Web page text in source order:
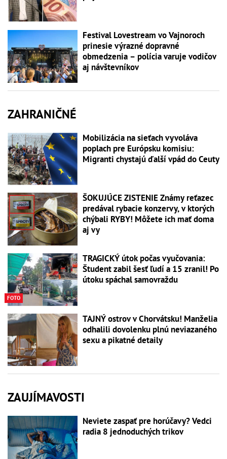
Festival Lovestream vo Vajnoroch
prinesie výrazné dopravné
obmedzenia – polícia varuje vodičov
aj návštevníkov
ZAHRANIČNÉ
Mobilizácia na sieťach vyvoláva
poplach pre Európsku komisiu:
Migranti chystajú ďalší vpád do Ceuty
ŠOKUJÚCE ZISTENIE Známy reťazec
predával rybacie konzervy, v ktorých
chýbali RYBY! Môžete ich mať doma
aj vy
FOTO
TRAGICKÝ útok počas vyučovania:
Študent zabil šesť ľudí a 15 zranil! Po
útoku spáchal samovraždu
TAJNÝ ostrov v Chorvátsku! Manželia
odhalili dovolenku plnú neviazaného
sexu a pikatné detaily
ZAUJÍMAVOSTI
Neviete zaspať pre horúčavy? Vedci
radia 8 jednoduchých trikov